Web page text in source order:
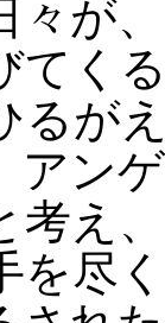
々が
てく
るが
アン
考え
を尽